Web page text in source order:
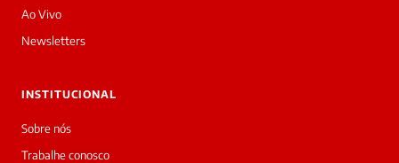
Ao Vivo
Newsletters
INSTITUCIONAL
Sobre nós
Trabalhe conosco